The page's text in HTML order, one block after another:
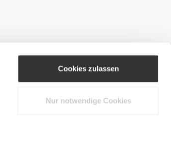
Cookies zulassen
Nur notwendige Cookies